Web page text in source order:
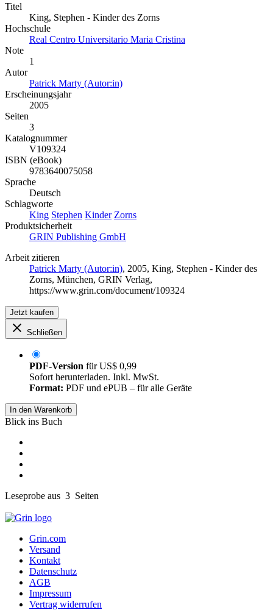
Titel
King, Stephen - Kinder des Zorns
Hochschule
Real Centro Universitario Maria Cristina
Note
1
Autor
Patrick Marty (Autor:in)
Erscheinungsjahr
2005
Seiten
3
Katalognummer
V109324
ISBN (eBook)
9783640075058
Sprache
Deutsch
Schlagworte
King Stephen Kinder Zorns
Produktsicherheit
GRIN Publishing GmbH
Arbeit zitieren
Patrick Marty (Autor:in), 2005, King, Stephen - Kinder des
Zorns, München, GRIN Verlag,
https://www.grin.com/document/109324
Jetzt kaufen
Schließen
PDF-Version fürUS$ 0,99
Sofort herunterladen. Inkl. MwSt.
Format: PDF und ePUB – für alle Geräte
In den Warenkorb
Blick ins Buch
Leseprobe aus 3 Seiten
Grin.com
Versand
Kontakt
Datenschutz
AGB
Impressum
Vertrag widerrufen